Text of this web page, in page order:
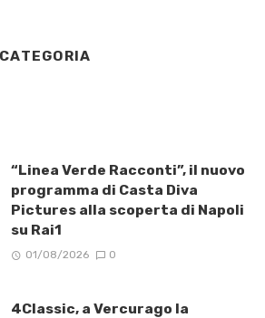
“Linea Verde Racconti”, il nuovo
programma di Casta Diva
Pictures alla scoperta di Napoli
su Rai1
01/08/2026 0
4Classic, a Vercurago la